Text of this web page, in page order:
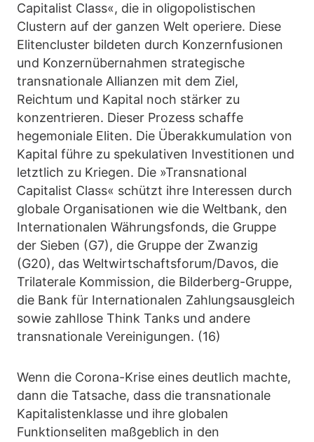
Capitalist Class«, die in oligopolistischen
Clustern auf der ganzen Welt operiere. Diese
Elitencluster bildeten durch Konzernfusionen
und Konzernübernahmen strategische
transnationale Allianzen mit dem Ziel,
Reichtum und Kapital noch stärker zu
konzentrieren. Dieser Prozess schaffe
hegemoniale Eliten. Die Überakkumulation von
Kapital führe zu spekulativen Investitionen und
letztlich zu Kriegen. Die »Transnational
Capitalist Class« schützt ihre Interessen durch
globale Organisationen wie die Weltbank, den
Internationalen Währungsfonds, die Gruppe
der Sieben (G7), die Gruppe der Zwanzig
(G20), das Weltwirtschaftsforum/Davos, die
Trilaterale Kommission, die Bilderberg-Gruppe,
die Bank für Internationalen Zahlungsausgleich
sowie zahllose Think Tanks und andere
transnationale Vereinigungen. (16)
Wenn die Corona-Krise eines deutlich machte,
dann die Tatsache, dass die transnationale
Kapitalistenklasse und ihre globalen
Funktionseliten maßgeblich in den